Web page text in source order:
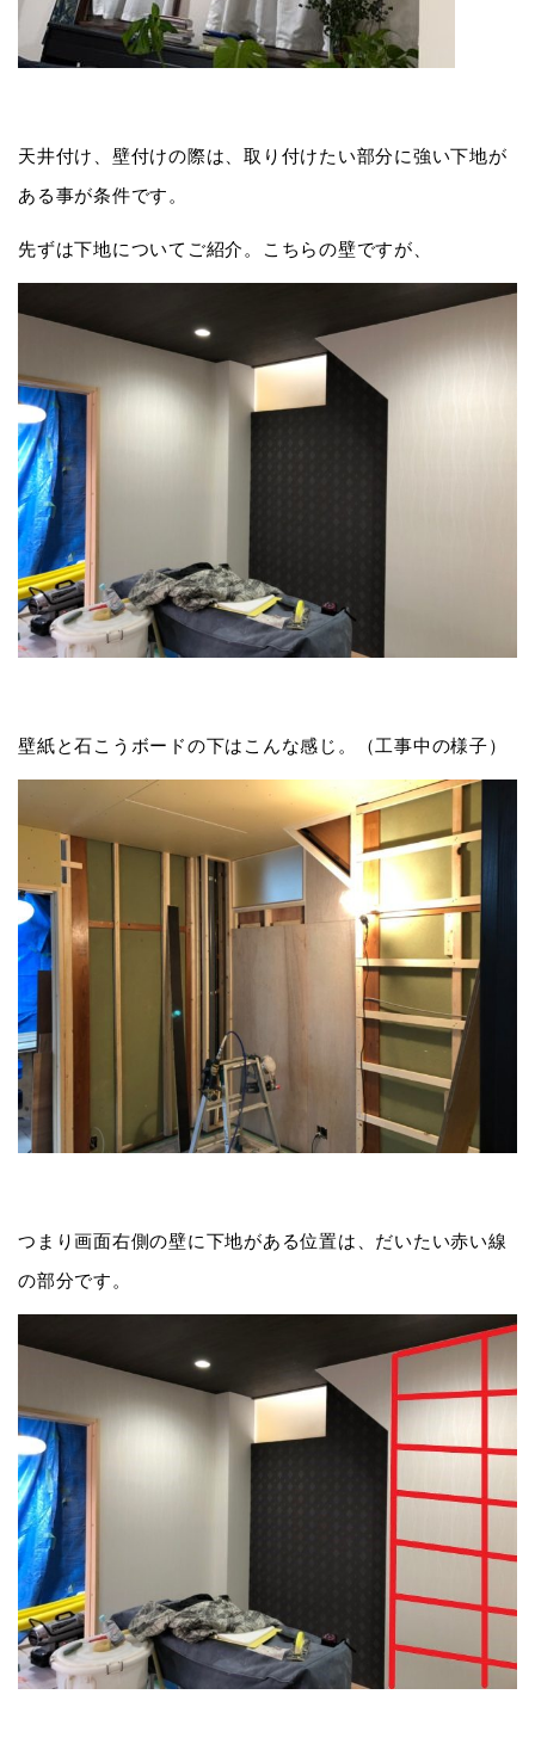
天井付け、壁付けの際は、取り付けたい部分に強い下地が
ある事が条件です。
先ずは下地についてご紹介。こちらの壁ですが、
壁紙と石こうボードの下はこんな感じ。（工事中の様子）
つまり画面右側の壁に下地がある位置は、だいたい赤い線
の部分です。